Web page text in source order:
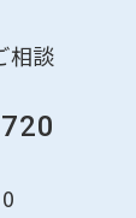
相談